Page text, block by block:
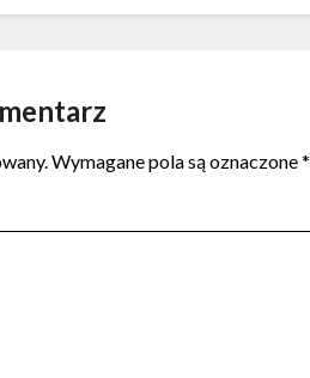
Wymagane pola są oznaczone*